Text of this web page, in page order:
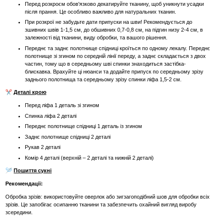
Перед розкроєм обов'язково декатируйте тканину, щоб уникнути усадки
після прання. Це особливо важливо для натуральних тканин.
При розкрої не забудьте дати припуски на шви! Рекомендується до
зшивних швів 1-1,5 см, до обшивних 0,7-0,8 см, на підгин низу 2-4 см, в
залежності від тканини, виду обробки, та вашого рішення.
Переднє та заднє полотнище спідниці кроїться по одному лекалу. Переднє
полотнище зі згином по середній лінії переду, а заднє складається з двох
частин, тому що в середньому шві спинки знаходиться застібка-
блискавка. Врахуйте ці нюанси та додайте припуск по середньому зрізу
заднього полотнища та середньому зрізу спинки ліфа 1,5-2 см.
✂️Деталі крою
Перед ліфа 1 деталь зі згином
Спинка ліфа 2 деталі
Переднє полотнище спідниці 1 деталь із згином
Заднє полотнище спідниці 2 деталі
Рукав 2 деталі
Комір 4 деталі (верхній – 2 деталі та нижній 2 деталі)
🪡 Пошиття сукні
Рекомендації:
Обробка зрізів: використовуйте оверлок або зигзагоподібний шов для обробки всіх
зрізів. Це запобігає осипанню тканини та забезпечить охайний вигляд виробу
зсередини.